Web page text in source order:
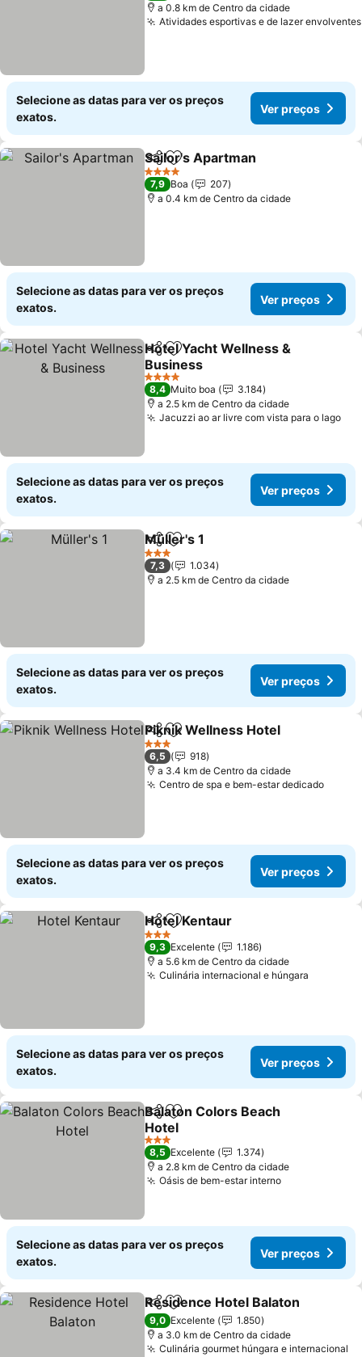
a 0.8 km de Centro da cidade
Atividades esportivas e de lazer envolventes
Selecione as datas para ver os preços
exatos.
Ver preços
PartilharAdicionar aos favoritos
Sailor's Apartman
4 Estrelas
7,9 Boa
207
a 0.4 km de Centro da cidade
Selecione as datas para ver os preços
exatos.
Ver preços
PartilharAdicionar aos favoritos
Hotel Yacht Wellness &
Business
4 Estrelas
8,4 Muito boa
3.184
a 2.5 km de Centro da cidade
Jacuzzi ao ar livre com vista para o lago
Selecione as datas para ver os preços
exatos.
Ver preços
PartilharAdicionar aos favoritos
Müller's 1
3 Estrelas
7,3
1.034
a 2.5 km de Centro da cidade
Selecione as datas para ver os preços
exatos.
Ver preços
PartilharAdicionar aos favoritos
Piknik Wellness Hotel
3 Estrelas
6,5
918
a 3.4 km de Centro da cidade
Centro de spa e bem-estar dedicado
Selecione as datas para ver os preços
exatos.
Ver preços
PartilharAdicionar aos favoritos
Hotel Kentaur
3 Estrelas
9,3 Excelente
1.186
a 5.6 km de Centro da cidade
Culinária internacional e húngara
Selecione as datas para ver os preços
exatos.
Ver preços
PartilharAdicionar aos favoritos
Balaton Colors Beach
Hotel
3 Estrelas
8,5 Excelente
1.374
a 2.8 km de Centro da cidade
Oásis de bem-estar interno
Selecione as datas para ver os preços
exatos.
Ver preços
PartilharAdicionar aos favoritos
Residence Hotel Balaton
9,0 Excelente
1.850
a 3.0 km de Centro da cidade
Culinária gourmet húngara e internacional